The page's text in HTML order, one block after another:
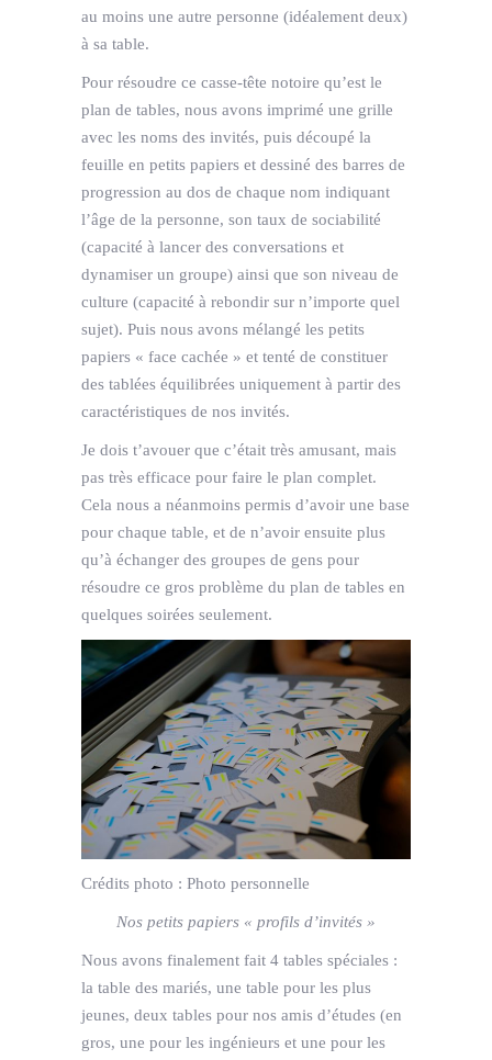
au moins une autre personne (idéalement deux)
à sa table.
Pour résoudre ce casse-tête notoire qu’est le
plan de tables, nous avons imprimé une grille
avec les noms des invités, puis découpé la
feuille en petits papiers et dessiné des barres de
progression au dos de chaque nom indiquant
l’âge de la personne, son taux de sociabilité
(capacité à lancer des conversations et
dynamiser un groupe) ainsi que son niveau de
culture (capacité à rebondir sur n’importe quel
sujet). Puis nous avons mélangé les petits
papiers « face cachée » et tenté de constituer
des tablées équilibrées uniquement à partir des
caractéristiques de nos invités.
Je dois t’avouer que c’était très amusant, mais
pas très efficace pour faire le plan complet.
Cela nous a néanmoins permis d’avoir une base
pour chaque table, et de n’avoir ensuite plus
qu’à échanger des groupes de gens pour
résoudre ce gros problème du plan de tables en
quelques soirées seulement.
Crédits photo : Photo personnelle
Nos petits papiers « profils d’invités »
Nous avons finalement fait 4 tables spéciales :
la table des mariés, une table pour les plus
jeunes, deux tables pour nos amis d’études (en
gros, une pour les ingénieurs et une pour les